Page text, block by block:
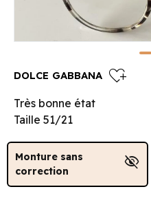
DOLCE GABBANA heart_plus
Très bonne état
Taille 51/21
Monture sans
correction
visibility_off